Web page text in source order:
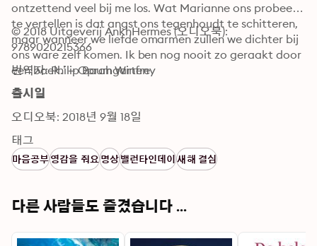
ontzettend veel bij me los. Wat Marianne ons probeert
te vertellen is dat angst ons tegenhoudt te schitteren,
maar wanneer we liefde omarmen zullen we dichter bij
ons ware zelf komen. Ik ben nog nooit zo geraakt door
een boek.’ – Oprah Winfrey
© 2018 Uitgeverij AnkhHermes (오디오북):
9789020215366
번역자: Philip Baumgarten
출시일
오디오북: 2018년 9월 18일
태그
마음공부영감을 줘요명상밸런타인데이새해 결심
다른 사람들도 즐겼습니다 ...